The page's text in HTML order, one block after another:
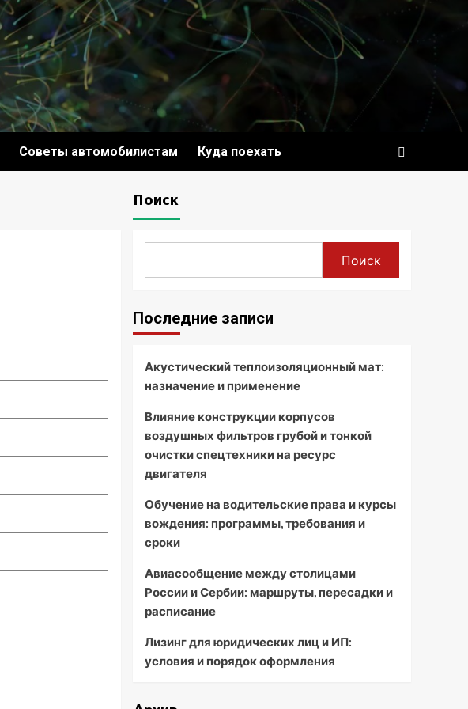
Советы автомобилистам Куда поехать
Поиск
Поиск
Последние записи
Акустический теплоизоляционный мат:
назначение и применение
Влияние конструкции корпусов
воздушных фильтров грубой и тонкой
очистки спецтехники на ресурс
двигателя
Обучение на водительские права и курсы
вождения: программы, требования и
сроки
Авиасообщение между столицами
России и Сербии: маршруты, пересадки и
расписание
Лизинг для юридических лиц и ИП:
условия и порядок оформления